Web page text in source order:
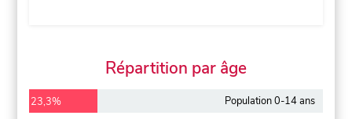
Répartition par âge
23,3% Population 0-14 ans